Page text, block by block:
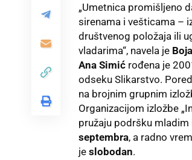
„Umetnica promišljeno
sirenama i vešticama –
društvenog položaja ili
vladarima“, navela je
Ana Simić rođena je
odseku Slikarstvo.
na brojnim grupnim
Organizacijom izložbe
pružaju podršku
septembra, a radno
je slobodan.